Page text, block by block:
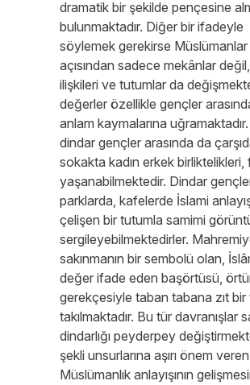
dramatik bir şekilde pençesine
bulunmaktadır. Diğer bir ifadeyle
söylemek gerekirse Müslümanlar
açısından sadece mekânlar
ilişkileri ve tutumlar da
değerler özellikle gençler
anlam kaymalarına uğramaktadır.
dindar gençler arasında da
sokakta kadın erkek birliktelikleri,
yaşanabilmektedir. Dindar
parklarda, kafelerde İslami
çelişen bir tutumla samimi
sergileyebilmektedirler.
sakınmanın bir sembolü olan,
değer ifade eden başörtüsü,
gerekçesiyle taban tabana zıt bir
takılmaktadır. Bu tür davranışlar
dindarlığı peyderpey
şekli unsurlarına aşırı önem
Müslümanlık anlayışının